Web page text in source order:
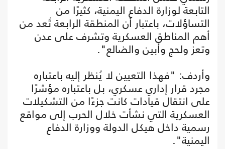
التابعة لوزارة الدفاع اليمنية، كثيرًا من
التساؤلات، باعتبار أن المنطقة الرابعة تُعد من
أهم المناطق العسكرية وتشرف على عدن
وتعز ولحج وأبين والضالع".
وأردف: "فهذا التعيين لا يُنظر إليه باعتباره
مجرد قرار إداري عسكري، بل باعتباره مؤشرًا
على انتقال قيادات كانت جزءًا من التشكيلات
العسكرية التي نشأت خلال الحرب إلى مواقع
رسمية داخل هيكل الدولة ووزارة الدفاع
اليمنية".